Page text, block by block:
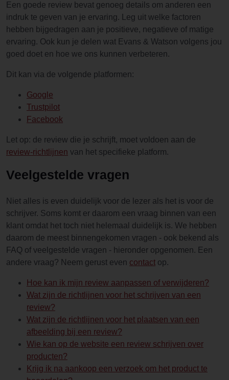
Een goede review bevat genoeg details om anderen een
indruk te geven van je ervaring. Leg uit welke factoren
hebben bijgedragen aan je positieve, negatieve of matige
ervaring. Ook kun je delen wat Evans & Watson volgens jou
goed doet en hoe we ons kunnen verbeteren.
Dit kan via de volgende platformen:
Google
Trustpilot
Facebook
Let op: de review die je schrijft, moet voldoen aan de
review-richtlijnen van het specifieke platform.
Veelgestelde vragen
Niet alles is even duidelijk voor de lezer als het is voor de
schrijver. Soms komt er daarom een vraag binnen van een
klant omdat het toch niet helemaal duidelijk is. We hebben
daarom de meest binnengekomen vragen - ook bekend als
FAQ of veelgestelde vragen - hieronder opgenomen. Een
andere vraag? Neem gerust even contact op.
Hoe kan ik mijn review aanpassen of verwijderen?
Wat zijn de richtlijnen voor het schrijven van een
review?
Wat zijn de richtlijnen voor het plaatsen van een
afbeelding bij een review?
Wie kan op de website een review schrijven over
producten?
Krijg ik na aankoop een verzoek om het product te